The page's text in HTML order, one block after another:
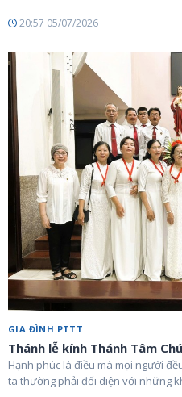
20:57 05/07/2026
GIA ĐÌNH PTTT
Thánh lễ kính Thánh Tâm
Hạnh phúc là điều mà mọi người
ta thường phải đối diện với những